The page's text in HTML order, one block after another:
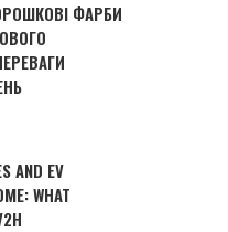
ФАРБИ
AND EV
WHAT